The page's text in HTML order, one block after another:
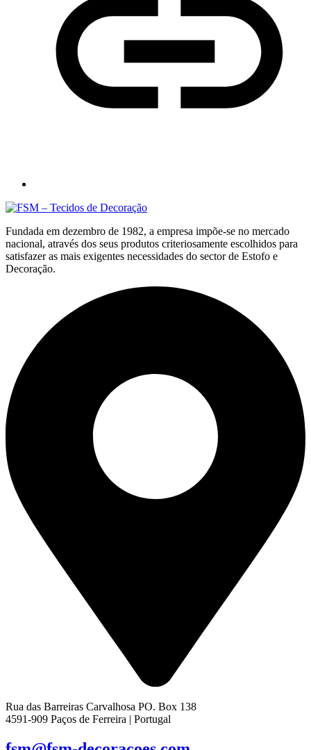
Fundada em dezembro de 1982, a empresa impõe-se no mercado
nacional, através dos seus produtos criteriosamente escolhidos para
satisfazer as mais exigentes necessidades do sector de Estofo e
Decoração.
Rua das Barreiras Carvalhosa PO. Box 138
4591-909 Paços de Ferreira | Portugal